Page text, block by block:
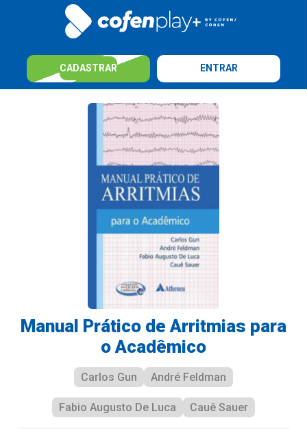
CADASTRAR ENTRAR
Manual Prático de Arritmias para
o Acadêmico
Carlos Gun André Feldman
Fabio Augusto De Luca Cauê Sauer